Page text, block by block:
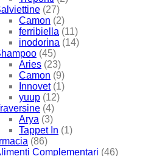
(27)
Camon (2)
ferribiella (11)
inodorina (14)
(45)
Aries (23)
Camon (9)
Innovet (1)
yuup (12)
(4)
Arya (3)
Tappet In (1)
(86)
Complementari (46)